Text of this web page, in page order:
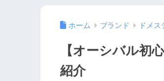
ホーム ブランド ドメ
【オーシバル初
紹介